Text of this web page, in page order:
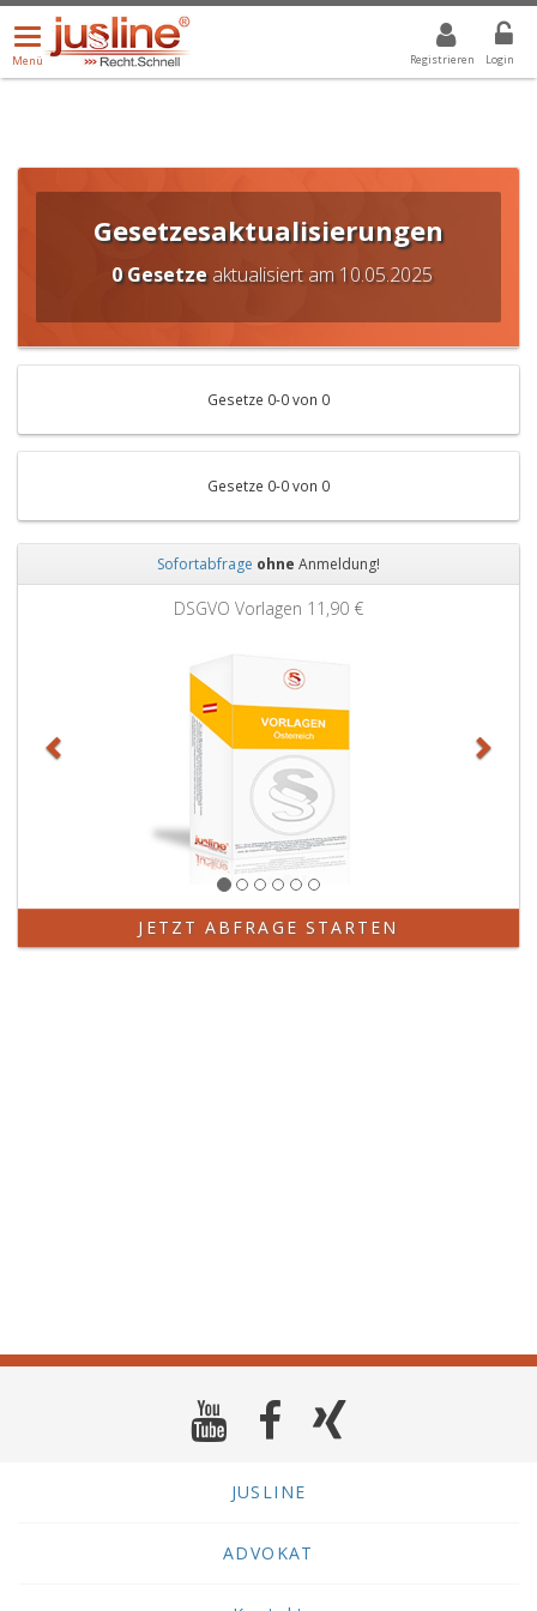
Registrieren Login
Menü
öffnen/schließen
Menü
ALLE DROPDOWN: GEWÄHLTER WERT IST ALLE
Gesetzesaktualisierungen
0 Gesetzeaktualisiert am 10.05.2025
Gesetze 0-0 von 0
Gesetze 0-0 von 0
Sofortabfrage ohne Anmeldung!
DSGVO Vorlagen 11,90 €
JETZT ABFRAGE STARTEN
JUSLINE
ADVOKAT